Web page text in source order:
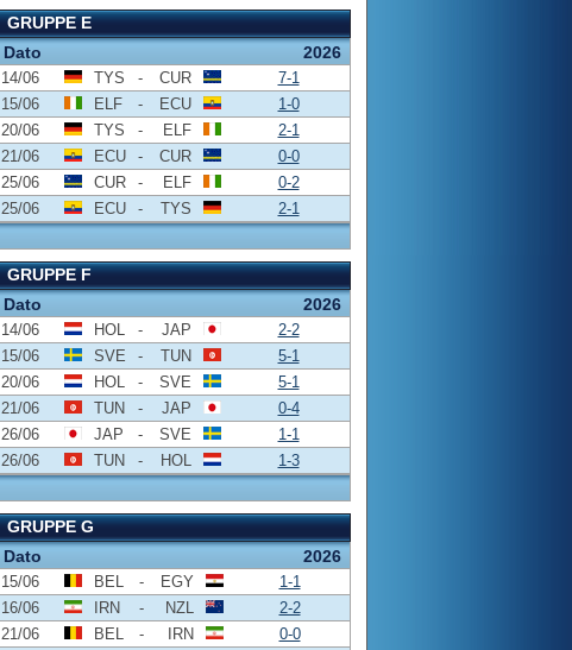
GRUPPE E
Dato
2026
14/06 TYS - CUR
7-1
15/06
ELF - ECU
1-0
20/06
TYS - ELF
2-1
21/06
ECU - CUR
0-0
25/06
CUR - ELF
0-2
25/06
ECU - TYS 2-1
GRUPPE F
Dato
2026
14/06 HOL - JAP
2-2
15/06
SVE - TUN
5-1
20/06
HOL - SVE
5-1
21/06
TUN - JAP
0-4
26/06
JAP - SVE
1-1
26/06
TUN - HOL 1-3
GRUPPE G
Dato
2026
15/06 BEL - EGY
1-1
16/06
IRN - NZL
2-2
21/06
BEL - IRN
0-0